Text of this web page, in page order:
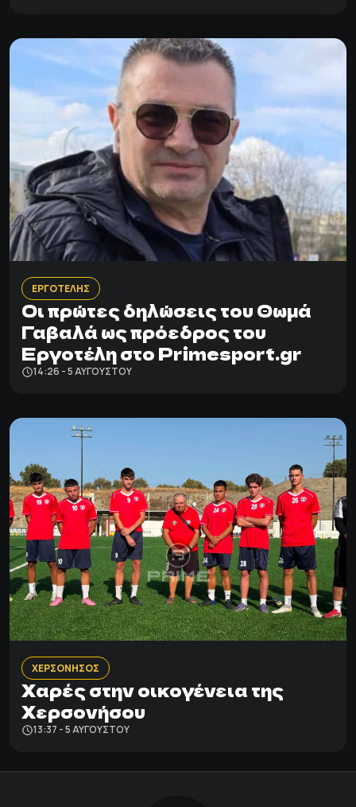
ΕΡΓΟΤΕΛΗΣ
Οι πρώτες δηλώσεις του Θωμά
Γαβαλά ως πρόεδρος του
Εργοτέλη στο Primesport.gr
14:26 - 5 ΑΥΓΟΎΣΤΟΥ
ΧΕΡΣΟΝΗΣΟΣ
Χαρές στην οικογένεια της
Χερσονήσου
13:37 - 5 ΑΥΓΟΎΣΤΟΥ